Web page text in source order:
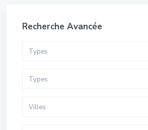
Recherche Avancée
Types
Types
Villes